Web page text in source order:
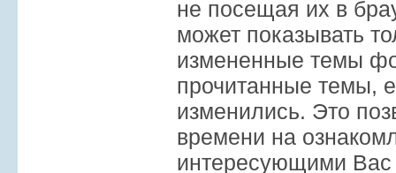
не посещая их в
может показывать
измененные темы
прочитанные темы,
изменились. Это
времени на
интересующими